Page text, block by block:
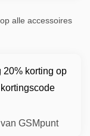
alle accessoires
20% ​​korting op
GSMpunt